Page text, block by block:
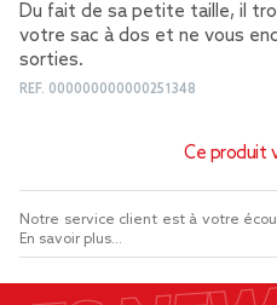
Du fait de sa petite taille, il
votre sac à dos et ne vous
sorties.
REF. 000000000000251348
Ce produit
Notre service client est à votre
En savoir plus...